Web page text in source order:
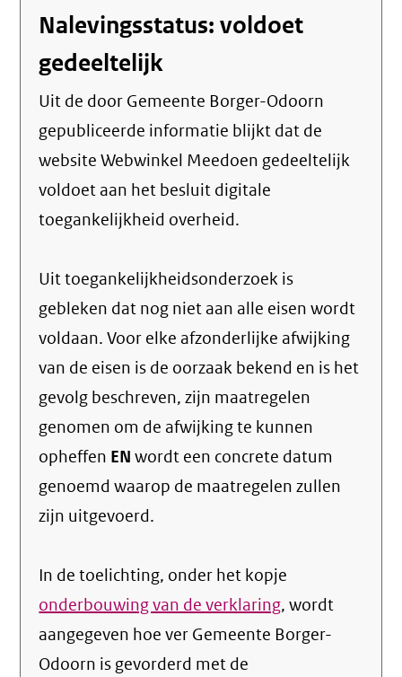
Nalevingsstatus: voldoet
gedeeltelijk
Uit de door Gemeente Borger-Odoorn
gepubliceerde informatie blijkt dat de
website Webwinkel Meedoen gedeeltelijk
voldoet aan het besluit digitale
toegankelijkheid overheid.
Uit toegankelijkheidsonderzoek is
gebleken dat nog niet aan alle eisen wordt
voldaan. Voor elke afzonderlijke afwijking
van de eisen is de oorzaak bekend en is het
gevolg beschreven, zijn maatregelen
genomen om de afwijking te kunnen
opheffen EN wordt een concrete datum
genoemd waarop de maatregelen zullen
zijn uitgevoerd.
In de toelichting, onder het kopje
onderbouwing van de verklaring, wordt
aangegeven hoe ver Gemeente Borger-
Odoorn is gevorderd met de